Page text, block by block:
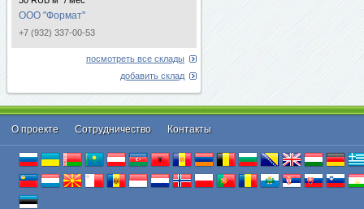
ООО "Формат"
+7 (932) 337-00-53
посмотреть все склады
добавить склад
О проекте Cотрудничество Контакты